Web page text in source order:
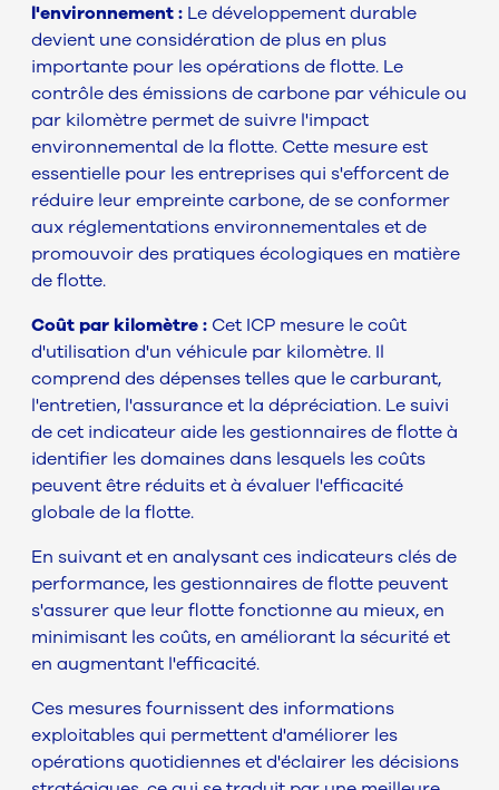
l'environnement : Le développement durable
devient une considération de plus en plus
importante pour les opérations de flotte. Le
contrôle des émissions de carbone par véhicule ou
par kilomètre permet de suivre l'impact
environnemental de la flotte. Cette mesure est
essentielle pour les entreprises qui s'efforcent de
réduire leur empreinte carbone, de se conformer
aux réglementations environnementales et de
promouvoir des pratiques écologiques en matière
de flotte.
Coût par kilomètre : Cet ICP mesure le coût
d'utilisation d'un véhicule par kilomètre. Il
comprend des dépenses telles que le carburant,
l'entretien, l'assurance et la dépréciation. Le suivi
de cet indicateur aide les gestionnaires de flotte à
identifier les domaines dans lesquels les coûts
peuvent être réduits et à évaluer l'efficacité
globale de la flotte.
En suivant et en analysant ces indicateurs clés de
performance, les gestionnaires de flotte peuvent
s'assurer que leur flotte fonctionne au mieux, en
minimisant les coûts, en améliorant la sécurité et
en augmentant l'efficacité.
Ces mesures fournissent des informations
exploitables qui permettent d'améliorer les
opérations quotidiennes et d'éclairer les décisions